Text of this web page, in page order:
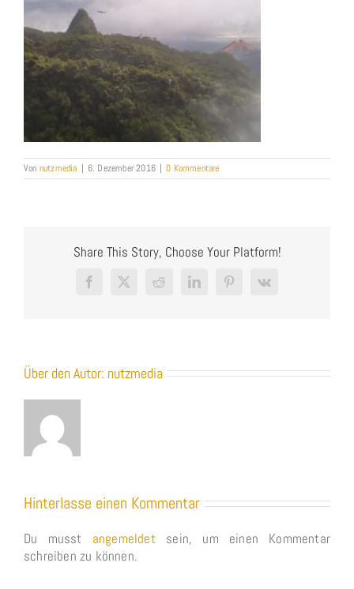
Von nutzmedia | 6. Dezember 2016 | 0 Kommentare
Share This Story, Choose Your Platform!
Facebook
X RedditLinkedInPinterest
Vk
Über den Autor: nutzmedia
Hinterlasse einen Kommentar
Du musst angemeldet sein, um einen Kommentar
schreiben zu können.